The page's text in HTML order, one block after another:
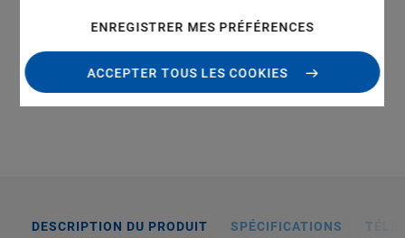
ENREGISTRER MES PRÉFÉRENCES
ACCEPTER TOUS LES COOKIES
DESCRIPTION DU PRODUIT SPÉCIFICATIONS